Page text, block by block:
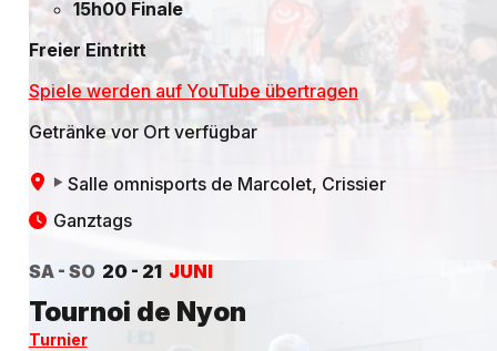
15h00 Finale
Freier Eintritt
Spiele werden auf YouTube übertragen
Getränke vor Ort verfügbar
Salle omnisports de Marcolet, Crissier
Ganztags
SA - SO 20 - 21 JUNI
Tournoi de Nyon
Turnier